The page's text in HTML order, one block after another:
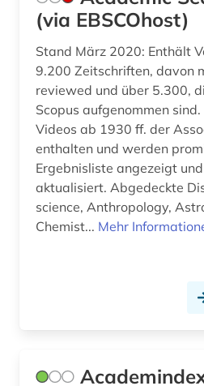
bodenpolitik (1)
bodenrecht (1)
bodenschutz (1)
bonitätsprüfung (1)
book e (2)
botanik (1)
branche (4)
(via EBSCOhost)
Stand März 2020: Enthält
9.200 Zeitschriften, davon
reviewed und über 5.300,
Scopus aufgenommen
Videos ab 1930 ff. der
enthalten und werden
Ergebnisliste angezeigt
aktualisiert. Abgedeckte Disziplinen: Animal
science, Anthropology,
Chemist... Mehr